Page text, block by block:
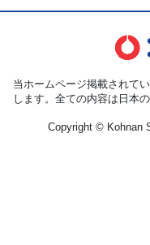
当ホームページ掲載されて
します。全ての内容は日本
Copyright © Kohnan